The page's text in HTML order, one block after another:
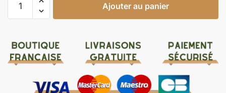
Ajouter au panier